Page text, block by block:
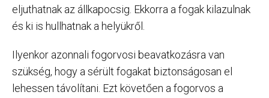
eljuthatnak az állkapocsig. Ekkorra a fogak kilazulnak
és ki is hullhatnak a helyükről.
Ilyenkor azonnali fogorvosi beavatkozásra van
szükség, hogy a sérült fogakat biztonságosan el
lehessen távolítani. Ezt követően a fogorvos a